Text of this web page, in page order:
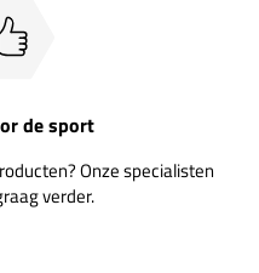
de sport
Onze specialisten
verder.